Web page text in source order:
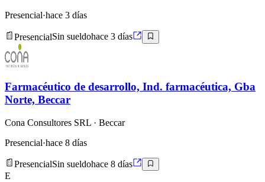
Presencial·hace 3 días
PresencialSin sueldohace 3 días
Farmacéutico de desarrollo, Ind. farmacéutica, Gba
Norte, Beccar
Cona Consultores SRL · Beccar
Presencial·hace 8 días
PresencialSin sueldohace 8 días
E